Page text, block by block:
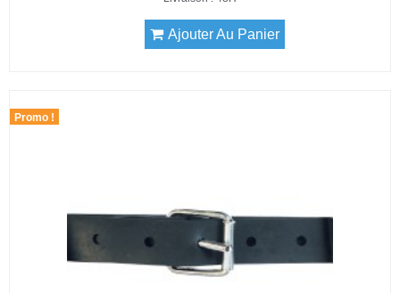
Ajouter Au Panier
Promo !